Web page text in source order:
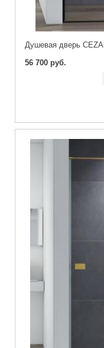
Душевая дверь
56 700 руб.